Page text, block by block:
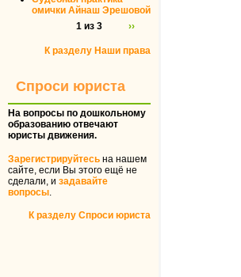
омички Айнаш Эрешовой
1 из 3
››
К разделу Наши права
Спроси юриста
На вопросы по дошкольному
образованию отвечают
юристы движения.
Зарегистрируйтесь на нашем
сайте, если Вы этого ещё не
сделали, и задавайте
вопросы
К разделу Спроси юриста